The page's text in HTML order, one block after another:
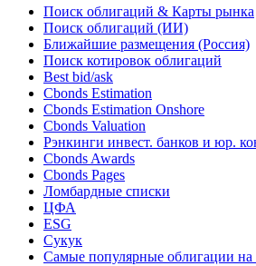
Поиск облигаций & Карты рынка
Поиск облигаций (ИИ)
Ближайшие размещения (Россия)
Поиск котировок облигаций
Best bid/ask
Cbonds Estimation
Cbonds Estimation Onshore
Cbonds Valuation
Рэнкинги инвест. банков и юр.
Cbonds Awards
Cbonds Pages
Ломбардные списки
ЦФА
ESG
Сукук
Самые популярные облигации на